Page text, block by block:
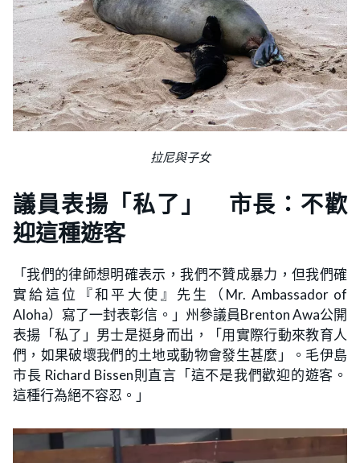
拉尼與子女
議員表揚「私了」 市長：不歡
迎這種遊客
「我們的律師想明確表示，我們不贊成暴力，但我們確
實給這位『和平大使』先生（Mr. Ambassador of
Aloha）寫了一封表彰信。」州參議員Brenton Awa公開
表揚「私了」男士是挺身而出，「用實際行動來教育人
們，如果破壞我們的土地或動物會發生甚麼」。毛伊島
市長 Richard Bissen則直言「這不是我們歡迎的遊客。
這種行為絕不容忍。」